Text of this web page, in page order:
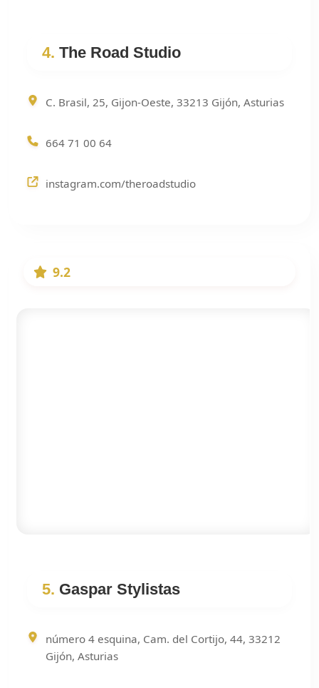
4. The Road Studio
C. Brasil, 25, Gijon-Oeste, 33213 Gijón, Asturias
664 71 00 64
instagram.com/theroadstudio
9.2
5. Gaspar Stylistas
número 4 esquina, Cam. del Cortijo, 44, 33212
Gijón, Asturias